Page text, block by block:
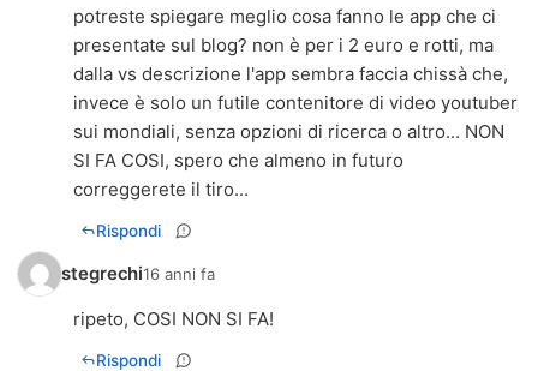
potreste spiegare meglio cosa fanno le app che ci
presentate sul blog? non è per i 2 euro e rotti, ma
dalla vs descrizione l'app sembra faccia chissà che,
invece è solo un futile contenitore di video youtuber
sui mondiali, senza opzioni di ricerca o altro... NON
SI FA COSI, spero che almeno in futuro
correggerete il tiro...
Rispondi
stegrechi16 anni fa
ripeto, COSI NON SI FA!
Rispondi